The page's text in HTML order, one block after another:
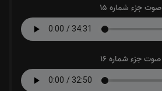
صوت جزء شماره 15
صوت جزء شماره 16